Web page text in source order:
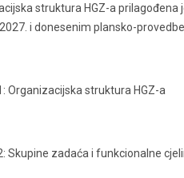
struktura HGZ-a
i donesenim plansko-
Organizacijska struktura HGZ-a
Skupine zadaća i funkcionalne